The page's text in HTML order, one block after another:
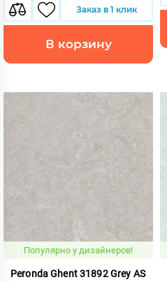
Заказ в 1 клик
В корзину
Популярно у дизайнеров!
Peronda Ghent 31892 Grey AS